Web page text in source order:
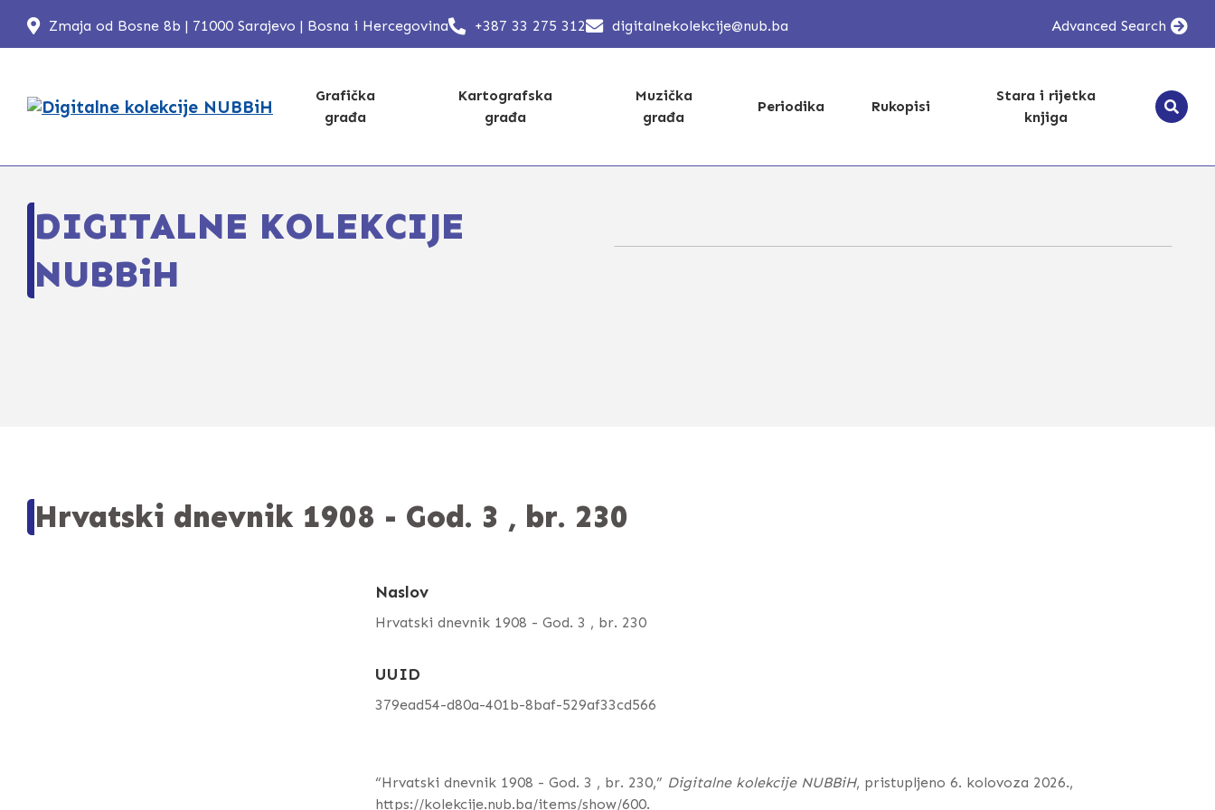
Zmaja od Bosne 8b | 71000 Sarajevo | Bosna i Hercegovina +387 33 275 312 digitalnekolekcije@nub.ba Advanced Search
Grafička
građa
Kartografska
građa
Muzička
građa
Periodika Rukopisi
Stara i rijetka
knjiga
DIGITALNE KOLEKCIJE
NUBBiH
Hrvatski dnevnik 1908 - God. 3 , br. 230
Naslov
Hrvatski dnevnik 1908 - God. 3 , br. 230
UUID
379ead54-d80a-401b-8baf-529af33cd566
“Hrvatski dnevnik 1908 - God. 3 , br. 230,” Digitalne kolekcije NUBBiH, pristupljeno 6. kolovoza 2026.,
https://kolekcije.nub.ba/items/show/600.